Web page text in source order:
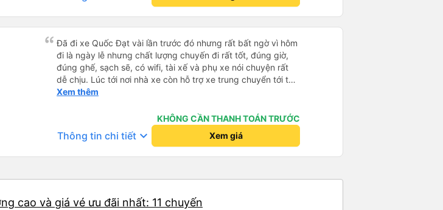
Đã đi xe Quốc Đạt vài lần trước đó nhưng rất bất ngờ vì hôm
đi là ngày lễ nhưng chất lượng chuyến đi rất tốt, đúng giờ,
đúng ghế, sạch sẽ, có wifi, tài xế và phụ xe nói chuyện rất
dễ chịu. Lúc tới nơi nhà xe còn hỗ trợ xe trung chuyển tới tận
nhà. 10đ cho nhà xe, hy vọng nhà xe duy trì được chất lượng
Xem thêm
KHÔNG CẦN THANH TOÁN TRƯỚC
Thông tin chi tiết keyboard_arrow_down Xem giá
cao và giá vé ưu đãi nhất: 11 chuyến